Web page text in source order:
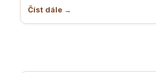
Číst dále →